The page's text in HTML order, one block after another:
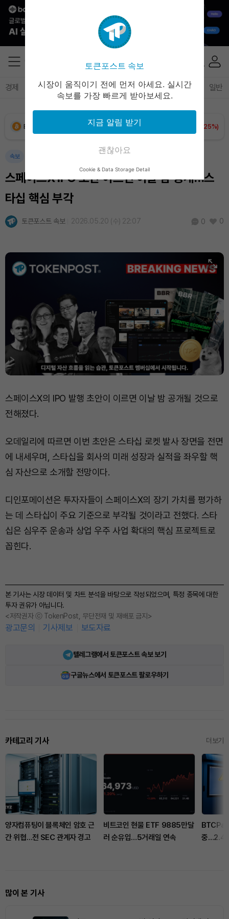
경제 마켓 정책 정치 인사이트 브리핑 속보 일반
Bitcoin (BTC) (+1.25%)
Tether USDt (USDT) ₩1,407(+0.03%)
BNB (BNB)
XRP (XRP) ₩1,457(+1.37%)
TRON (TRX) ₩460.8 (-0.02%)
Hyperliquid (HYPE) ₩ 76,471(-1.66%)
Dogecoin (DOGE) 98.65 (+1.60%)
속보
스페이스X IPO 초안 이르면 이날 밤 공개…스
타십 핵심 부각
토큰포스트 속보 2026.05.20 (수) 22:07 0 0
스페이스X의 IPO 발행 초안이 이르면 이날 밤 공개될 것으로
전해졌다.
오데일리에 따르면 이번 초안은 스타십 로켓 발사 장면을 전면
에 내세우며, 스타십을 회사의 미래 성장과 실적을 좌우할 핵
심 자산으로 소개할 전망이다.
디인포메이션은 투자자들이 스페이스X의 장기 가치를 평가하
는 데 스타십이 주요 기준으로 부각될 것이라고 전했다. 스타
십은 심우주 운송과 상업 우주 사업 확대의 핵심 프로젝트로
꼽힌다.
본 기사는 시장 데이터 및 차트 분석을 바탕으로 작성되었으며, 특정 종목에 대한
투자 권유가 아닙니다.
<저작권자 ⓒ TokenPost, 무단전재 및 재배포 금지>
광고문의 기사제보 보도자료
텔레그램에서 토큰포스트 속보 보기
구글뉴스에서 토큰포스트 팔로우하기
카테고리 기사 더보기
양자컴퓨팅이 블록체인 암호 근
간 위협…전 SEC 관계자 경고
비트코인 현물 ETF 9885만달
러 순유입…5거래일 연속
BTCPay
중
많이 본 기사
토큰포스트 속보
시장이 움직이기 전에 먼저 아세요. 실시간
속보를 가장 빠르게 받아보세요.
지금 알림 받기
괜찮아요
Cookie & Data Storage Detail